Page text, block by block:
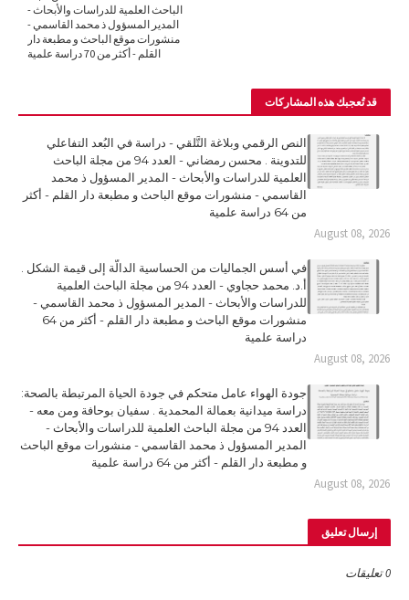
الباحث العلمية للدراسات والأبحاث -
المدير المسؤول ذ محمد القاسمي -
منشورات موقع الباحث و مطبعة دار
القلم - أكثر من 70 دراسة علمية
قد تُعجبك هذه المشاركات
النص الرقمي وبلاغة التَّلقي - دراسة في البُعد التفاعلي
للتدوينة . محسن رمضاني - العدد 94 من مجلة الباحث
العلمية للدراسات والأبحاث - المدير المسؤول ذ محمد
القاسمي - منشورات موقع الباحث و مطبعة دار القلم - أكثر
من 64 دراسة علمية
August 08, 2026
في أسس الجماليات من الحساسية الدالّة إلى قيمة الشكل .
أ.د. محمد حجاوي - العدد 94 من مجلة الباحث العلمية
للدراسات والأبحاث - المدير المسؤول ذ محمد القاسمي -
منشورات موقع الباحث و مطبعة دار القلم - أكثر من 64
دراسة علمية
August 08, 2026
جودة الهواء عامل متحكم في جودة الحياة المرتبطة بالصحة:
دراسة ميدانية بعمالة المحمدية . سفيان بوحافة ومن معه -
العدد 94 من مجلة الباحث العلمية للدراسات والأبحاث -
المدير المسؤول ذ محمد القاسمي - منشورات موقع الباحث
و مطبعة دار القلم - أكثر من 64 دراسة علمية
August 08, 2026
إرسال تعليق
0 تعليقات